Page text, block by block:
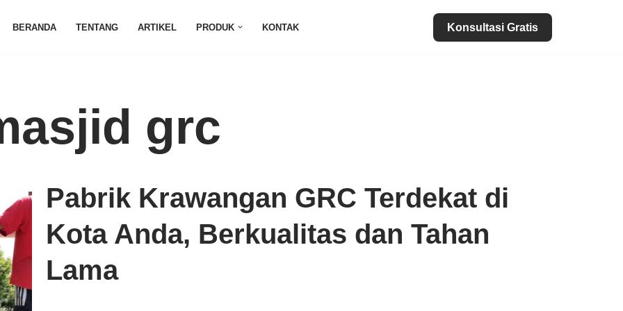
BERANDA TENTANG ARTIKEL PRODUK KONTAK Konsultasi Gratis
grc
Pabrik Krawangan GRC Terdekat di
Kota Anda, Berkualitas dan Tahan
Lama